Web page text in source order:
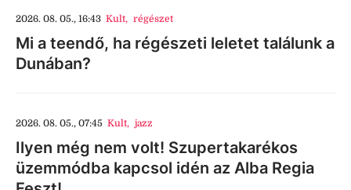
2026. 08. 05., 16:43 Kult, régészet
Mi a teendő, ha régészeti leletet találunk a
Dunában?
2026. 08. 05., 07:45 Kult, jazz
Ilyen még nem volt! Szupertakarékos
üzemmódba kapcsol idén az Alba Regia